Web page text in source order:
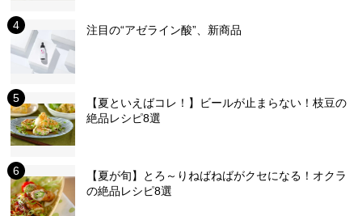
注目の“アゼライン酸”、新商品
【夏といえばコレ！】ビールが止まらない！枝豆の
絶品レシピ8選
【夏が旬】とろ～りねばねばがクセになる！オクラ
の絶品レシピ8選